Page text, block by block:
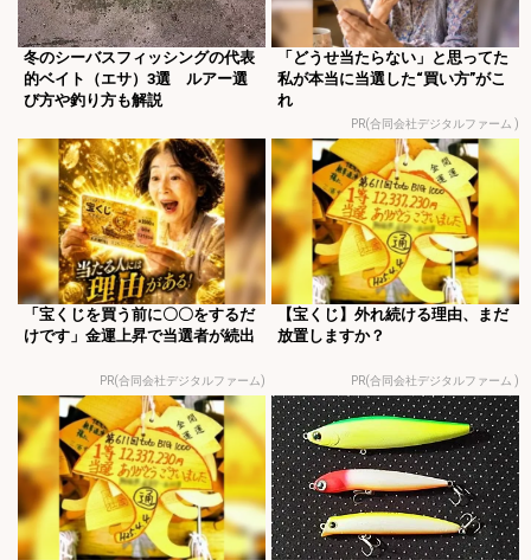
冬のシーバスフィッシングの代表
的ベイト（エサ）3選 ルアー選
び方や釣り方も解説
「どうせ当たらない」と思ってた
私が本当に当選した“買い方”がこ
れ
PR(合同会社デジタルファーム )
「宝くじを買う前に〇〇をするだ
けです」金運上昇で当選者が続出
PR(合同会社デジタルファーム)
【宝くじ】外れ続ける理由、まだ
放置しますか？
PR(合同会社デジタルファーム )